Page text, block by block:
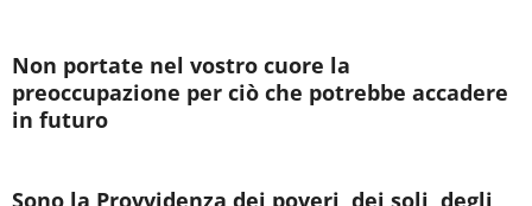
Non portate nel vostro cuore la
preoccupazione per ciò che potrebbe accadere
in futuro
Sono la Provvidenza dei poveri, dei soli, degli